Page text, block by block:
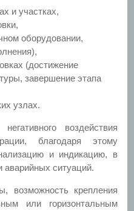
и участках,
оборудовании,
(достижение
завершение этапа
узлах.
воздействия
благодаря этому
и индикацию, в
аварийных ситуаций.
возможность крепления
или горизонтальным